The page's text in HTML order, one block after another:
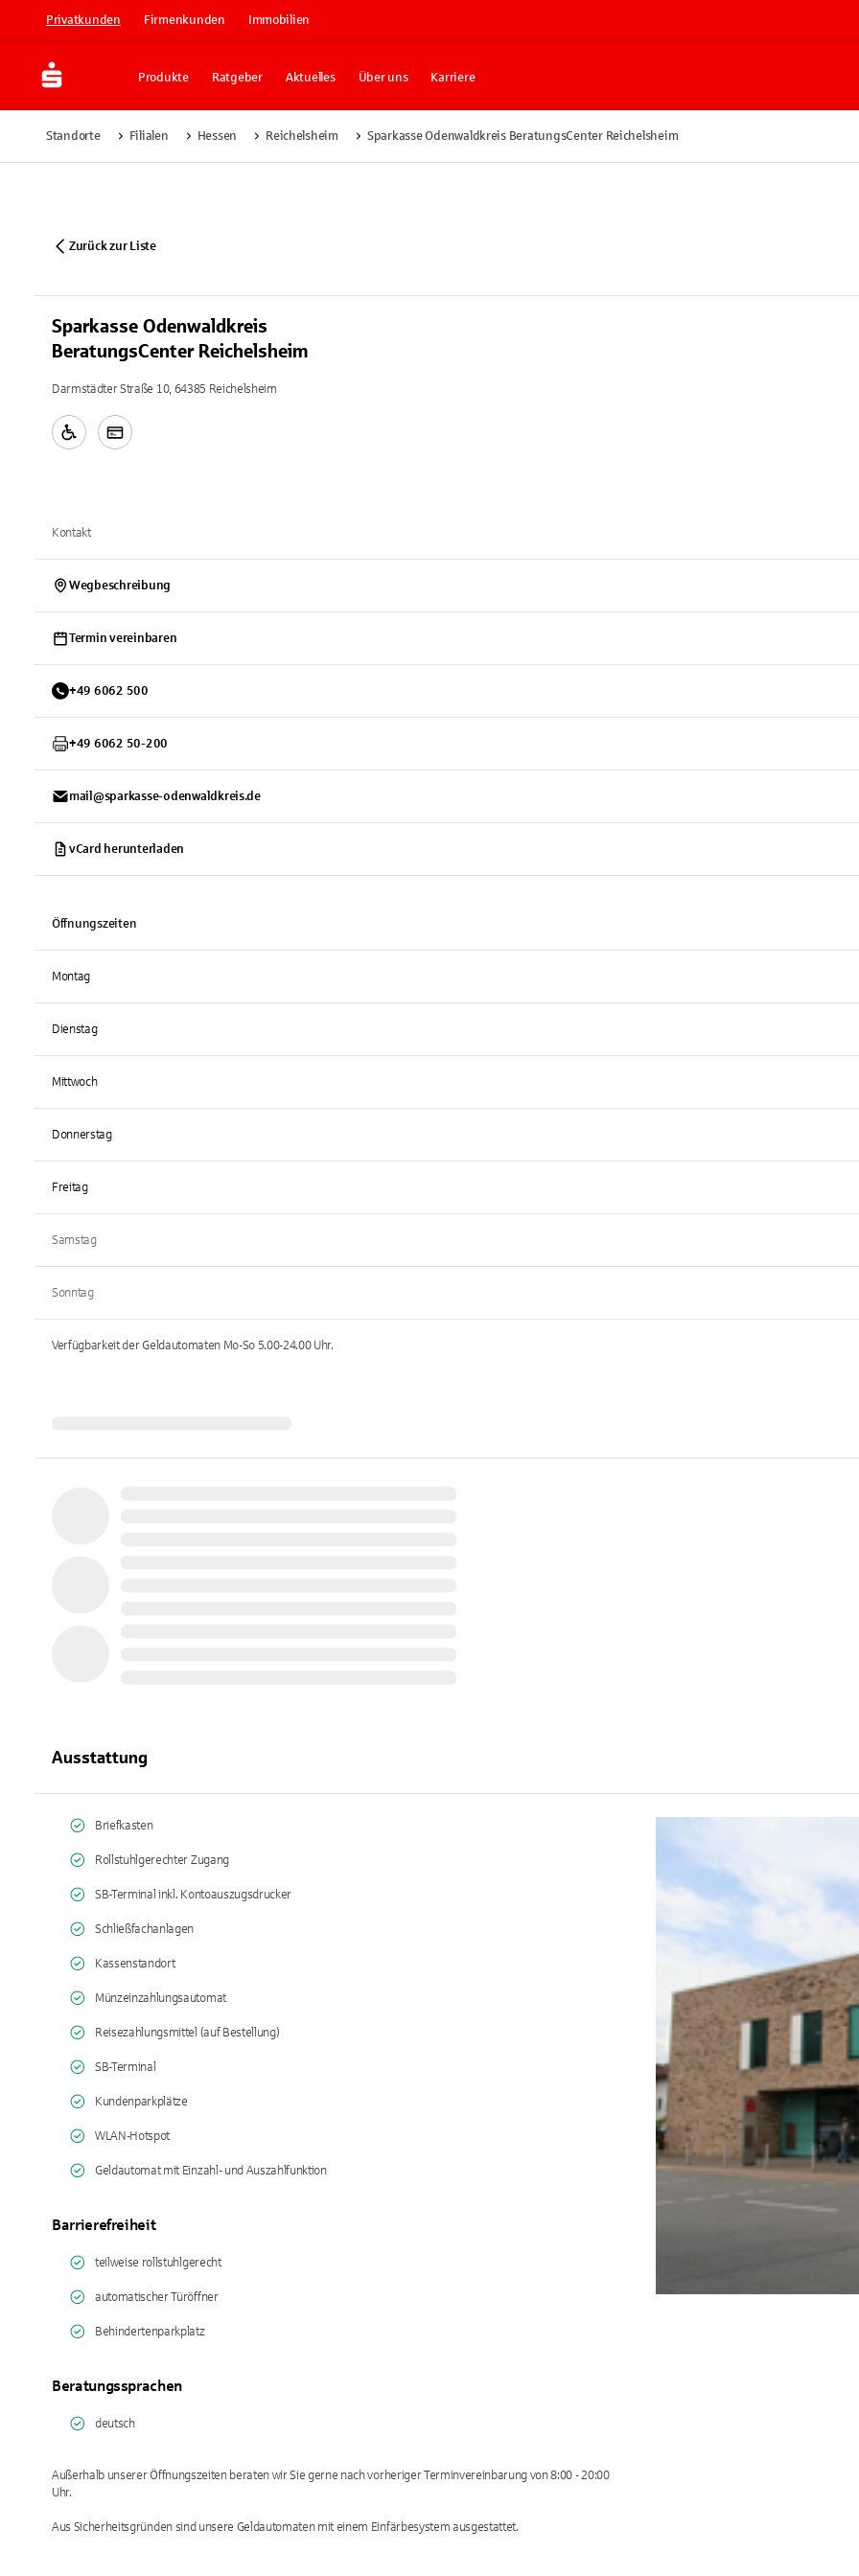
Privatkunden Firmenkunden Immobilien
Produkte Ratgeber Aktuelles Über uns Karriere
Standorte Filialen Hessen Reichelsheim Sparkasse Odenwaldkreis BeratungsCenter Reichelsheim
Zurück zur Liste
Sparkasse Odenwaldkreis
BeratungsCenter Reichelsheim
Darmstädter Straße 10, 64385 Reichelsheim
Kontakt
Wegbeschreibung
Termin vereinbaren
+49 6062 500
+49 6062 50-200
mail@sparkasse-odenwaldkreis.de
vCard herunterladen
Öffnungszeiten
Montag
Dienstag
Mittwoch
Donnerstag
Freitag
Samstag
Sonntag
Verfügbarkeit der Geldautomaten Mo-So 5.00-24.00Uhr.
Ausstattung
Briefkasten
Rollstuhlgerechter Zugang
SB-Terminal inkl. Kontoauszugsdrucker
Schließfachanlagen
Kassenstandort
Münzeinzahlungsautomat
Reisezahlungsmittel (auf Bestellung)
SB-Terminal
Kundenparkplätze
WLAN-Hotspot
Geldautomat mit Einzahl- und Auszahlfunktion
Barrierefreiheit
teilweise rollstuhlgerecht
automatischer Türöffner
Behindertenparkplatz
Beratungssprachen
deutsch
Außerhalb unserer Öffnungszeiten beraten wir Sie gerne nach vorheriger Terminvereinbarung von 8:00 - 20:00
Uhr.
Aus Sicherheitsgründen sind unsere Geldautomaten mit einem Einfärbesystem ausgestattet.